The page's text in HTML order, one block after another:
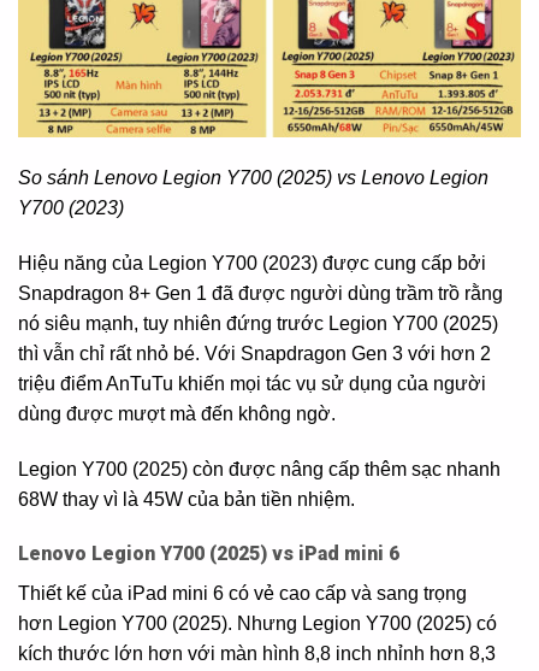
So sánh Lenovo Legion Y700 (2025) vs Lenovo Legion
Y700 (2023)
Hiệu năng của Legion Y700 (2023) được cung cấp bởi
Snapdragon 8+ Gen 1 đã được người dùng trầm trồ rằng
nó siêu mạnh, tuy nhiên đứng trước Legion Y700 (2025)
thì vẫn chỉ rất nhỏ bé. Với Snapdragon Gen 3 với hơn 2
triệu điểm AnTuTu khiến mọi tác vụ sử dụng của người
dùng được mượt mà đến không ngờ.
Legion Y700 (2025) còn được nâng cấp thêm sạc nhanh
68W thay vì là 45W của bản tiền nhiệm.
Lenovo Legion Y700 (2025) vs iPad mini 6
Thiết kế của iPad mini 6 có vẻ cao cấp và sang trọng
hơn Legion Y700 (2025). Nhưng Legion Y700 (2025) có
kích thước lớn hơn với màn hình 8,8 inch nhỉnh hơn 8,3